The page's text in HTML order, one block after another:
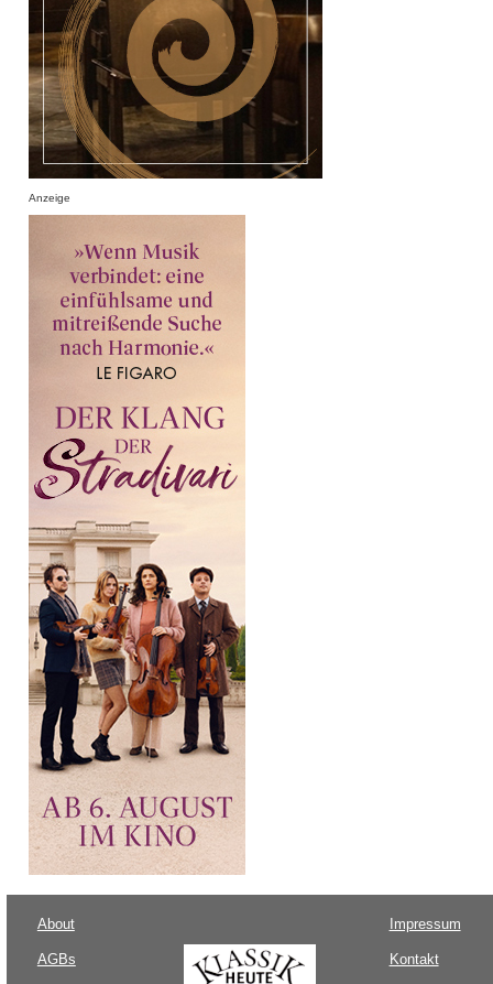
Anzeige
About
AGBs
Impressum
Kontakt